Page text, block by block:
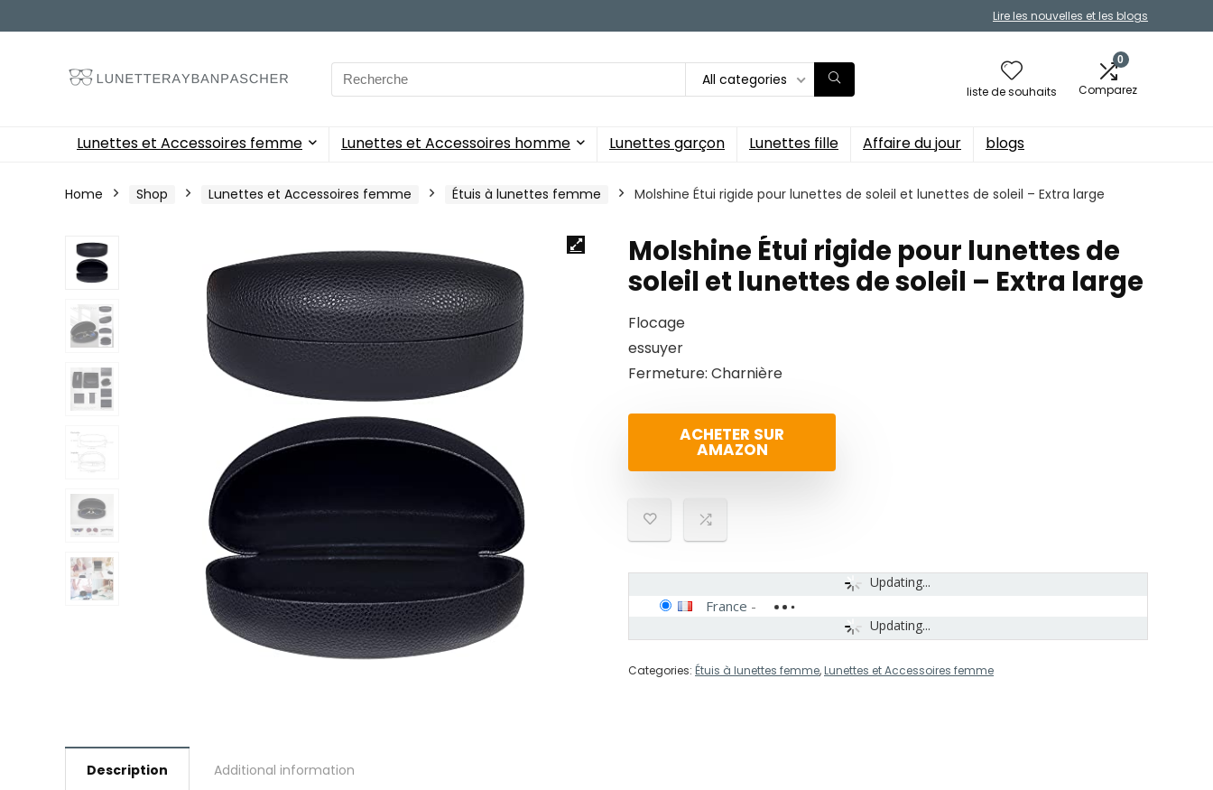
Lire les nouvelles et les blogs
Search
for:
All categories
liste de souhaits
0
Comparez
Lunettes et Accessoires femme Lunettes et Accessoires homme Lunettes garçon Lunettes fille Affaire du jour blogs
Home Shop Lunettes et Accessoires femme Étuis à lunettes femme Molshine Étui rigide pour lunettes de soleil et lunettes de soleil – Extra large
Molshine Étui rigide pour lunettes de
soleil et lunettes de soleil – Extra large
Flocage
essuyer
Fermeture: Charnière
ACHETER SUR
AMAZON
Updating...
Updating...
France -
Categories: Étuis à lunettes femme,Lunettes et Accessoires femme
Description Additional information